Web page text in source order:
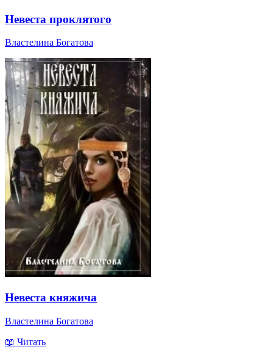
Невеста проклятого
Властелина Богатова
Невеста княжича
Властелина Богатова
📖 Читать